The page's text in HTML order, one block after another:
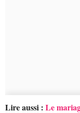
Lire aussi : Le